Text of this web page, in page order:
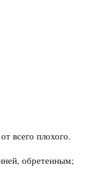
всего плохого.
обретенным;